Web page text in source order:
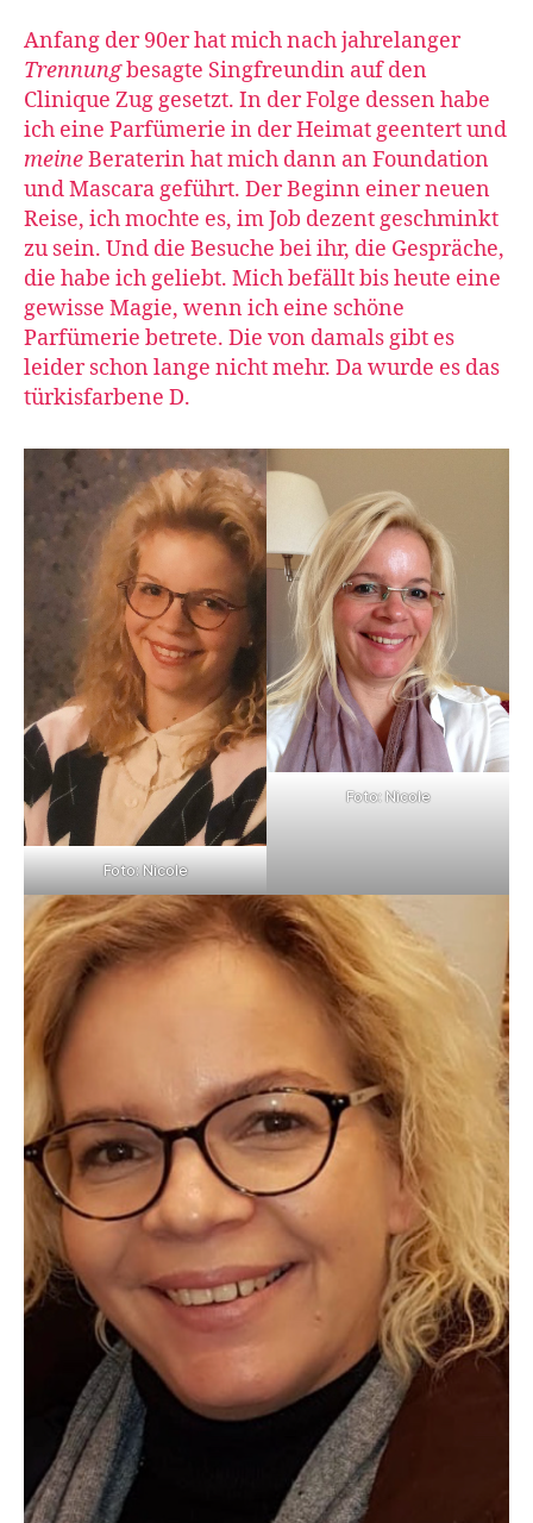
Anfang der 90er hat mich nach jahrelanger
Trennungbesagte Singfreundin auf den
Clinique Zug gesetzt. In der Folge dessen habe
ich eine Parfümerie in der Heimat geentert und
meineBeraterin hat mich dann an Foundation
und Mascara geführt. Der Beginn einer neuen
Reise, ich mochte es, im Job dezent geschminkt
zu sein. Und die Besuche bei ihr, die Gespräche,
die habe ich geliebt. Mich befällt bis heute eine
gewisse Magie, wenn ich eine schöne
Parfümerie betrete. Die von damals gibt es
leider schon lange nicht mehr. Da wurde es das
türkisfarbene D.
Foto: Nicole
Foto: Nicole